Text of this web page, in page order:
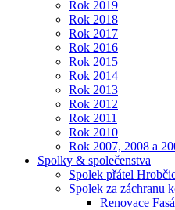
Rok 2019
Rok 2018
Rok 2017
Rok 2016
Rok 2015
Rok 2014
Rok 2013
Rok 2012
Rok 2011
Rok 2010
Rok 2007, 2008 a
Spolky & společenstva
Spolek přátel
Spolek za záchranu
Renovace